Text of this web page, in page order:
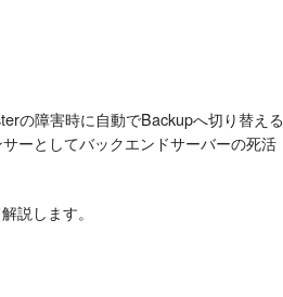
の障害時に自動でBackupへ切り替える
ーとしてバックエンドサーバーの死活
説します。